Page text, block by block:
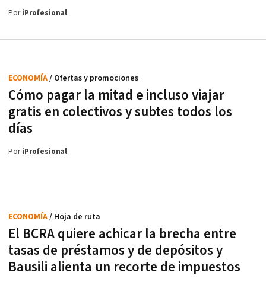
PoriProfesional
Cómo pagar la mitad e incluso viajar
gratis en colectivos y subtes todos los
días
ECONOMÍA/ Ofertas y promociones
PoriProfesional
El BCRA quiere achicar la brecha entre
tasas de préstamos y de depósitos y
Bausili alienta un recorte de impuestos
ECONOMÍA/ Hoja de ruta